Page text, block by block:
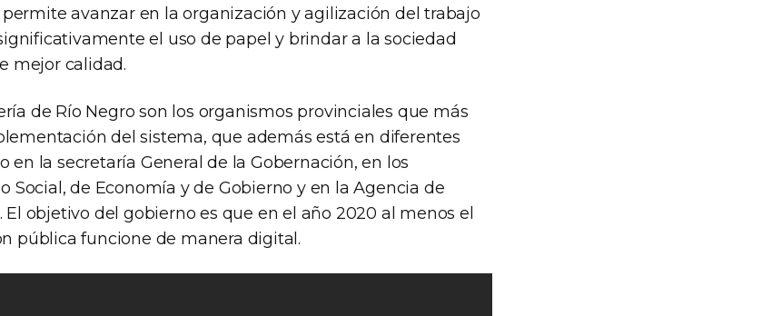
avanzar en la organización y agilización del trabajo
el uso de papel y brindar a la sociedad
mejor calidad.
de Río Negro son los organismos provinciales que más
del sistema, que además está en diferentes
en la secretaría General de la Gobernación, en los
Social, de Economía y de Gobierno y en la Agencia de
objetivo del gobierno es que en el año 2020 al menos el
pública funcione de manera digital.